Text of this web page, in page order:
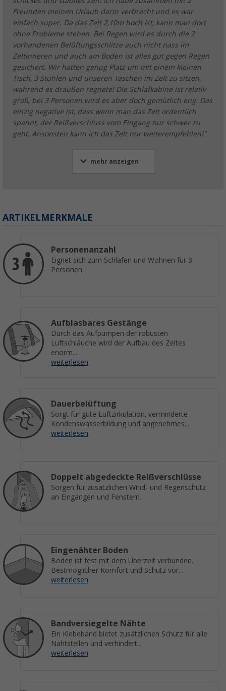
Freunden meinen Urlaub darin verbracht und es war
einfach super. Da das Zelt 2,10m hoch ist, kann man dort
ohne Probleme stehen. Bei Regen wird es durch die 2
vorhandenen Belüftungsschlitze auch nicht nass im
Zeltinneren und auch am Boden ist alles gut gegen Regen
gesichert. Wir hatten genug Platz um mit einem kleinen
Tisch, 3 Stühlen und unseren Taschen im Zelt zu sitzen,
während es draußen regnete! Die Schlafkabine ist relativ
groß, bei 3 Personen wird es aber doch gemütlich eng. Das
einzig negative ist, dass wenn man das Zelt ordentlich
spannt, der Reißverschluss vom Eingang nur schwer zu
geht. Ansonsten kann ich das Zelt nur weiterempfehlen!"
mehr anzeigen
ARTIKELMERKMALE
Personenanzahl
Eignet sich zum Schlafen und Wohnen für 3
Personen
Aufblasbares Gestänge
Durch das Aufpumpen der robusten
Luftschläuche wird der Aufbau des Zeltes
enorm...
weiterlesen
Dauerbelüftung
Sorgt für gute Luftzirkulation, verminderte
Kondenswasserbildung und angenehmes...
weiterlesen
Doppelt abgedeckte Reißverschlüsse
Sorgen für zusätzlichen Wind- und Regenschutz
an Eingängen und Fenstern.
Eingenähter Boden
Boden ist fest mit dem Überzelt verbunden.
Bestmöglicher Komfort und Schutz vor...
weiterlesen
Bandversiegelte Nähte
Ein Klebeband bietet zusätzlichen Schutz für alle
Nahtstellen und verhindert...
weiterlesen